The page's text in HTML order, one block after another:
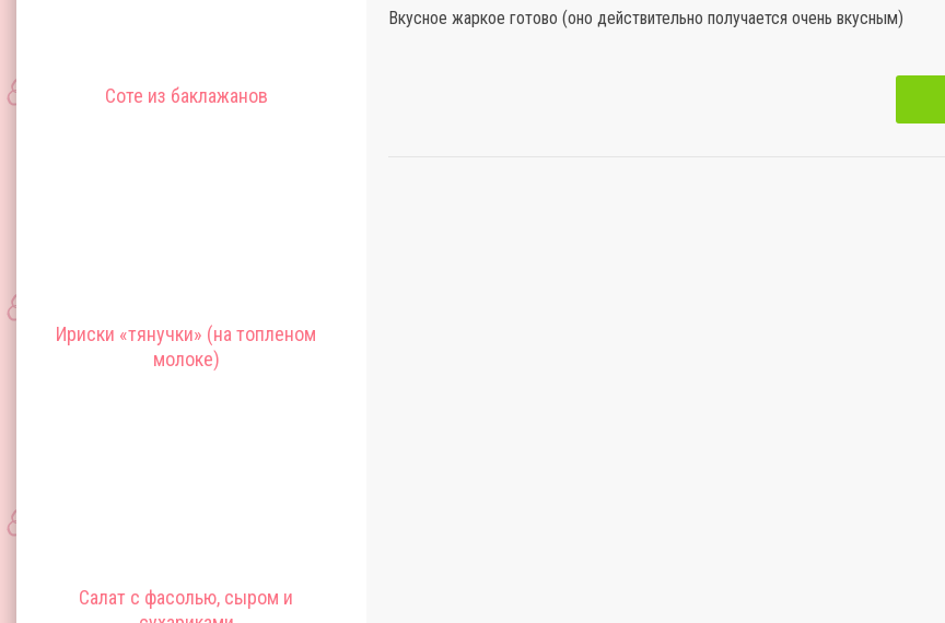
Соте из баклажанов
Ириски «тянучки» (на топлeном
молоке)
Салат с фасолью, сыром и
Вкусное жаркое готово (оно действительно получается очень вкусным)